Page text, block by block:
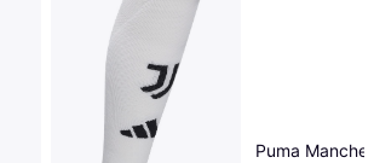
Puma